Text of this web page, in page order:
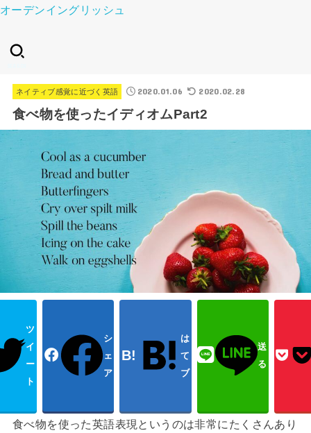
オーデンイングリッシュ
ネイティブ感覚に近づく英語 2020.01.06 2020.02.28
食べ物を使ったイディオムPart2
ツ
イ
ー
ト
シ
ェ
ア
は
て
ブ
送
る
食べ物を使った英語表現というのは非常にたくさんあり